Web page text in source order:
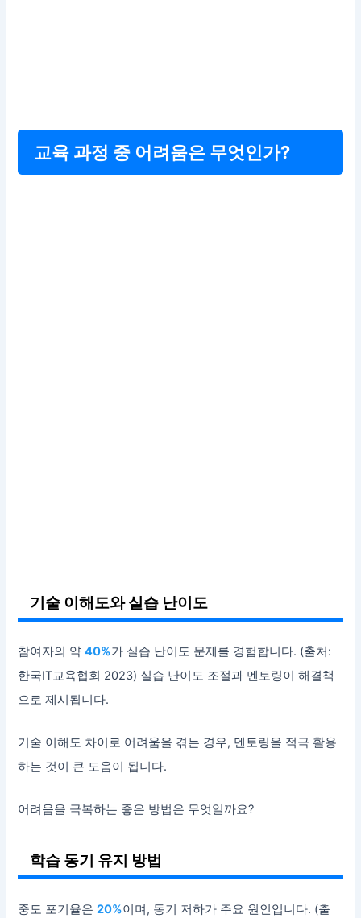
교육 과정 중 어려움은 무엇인가?
기술 이해도와 실습 난이도
참여자의 약40%가 실습 난이도 문제를 경험합니다. (출처:
한국IT교육협회 2023) 실습 난이도 조절과 멘토링이 해결책
으로 제시됩니다.
기술 이해도 차이로 어려움을 겪는 경우, 멘토링을 적극 활용
하는 것이 큰 도움이 됩니다.
어려움을 극복하는 좋은 방법은 무엇일까요?
학습 동기 유지 방법
중도 포기율은20%이며, 동기 저하가 주요 원인입니다. (출